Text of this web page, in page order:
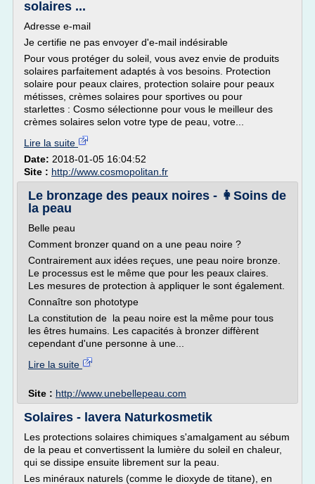
solaires ...
Adresse e-mail
Je certifie ne pas envoyer d'e-mail indésirable
Pour vous protéger du soleil, vous avez envie de produits
solaires parfaitement adaptés à vos besoins. Protection
solaire pour peaux claires, protection solaire pour peaux
métisses, crèmes solaires pour sportives ou pour
starlettes : Cosmo sélectionne pour vous le meilleur des
crèmes solaires selon votre type de peau, votre...
Lire la suite
Date: 2018-01-05 16:04:52
Site : http://www.cosmopolitan.fr
Le bronzage des peaux noires - 👩‍Soins de
la peau
Belle peau
Comment bronzer quand on a une peau noire ?
Contrairement aux idées reçues, une peau noire bronze.
Le processus est le même que pour les peaux claires.
Les mesures de protection à appliquer le sont également.
Connaître son phototype
La constitution de la peau noire est la même pour tous
les êtres humains. Les capacités à bronzer diffèrent
cependant d'une personne à une...
Lire la suite
Site : http://www.unebellepeau.com
Solaires - lavera Naturkosmetik
Les protections solaires chimiques s'amalgament au sébum
de la peau et convertissent la lumière du soleil en chaleur,
qui se dissipe ensuite librement sur la peau.
Les minéraux naturels (comme le dioxyde de titane), en